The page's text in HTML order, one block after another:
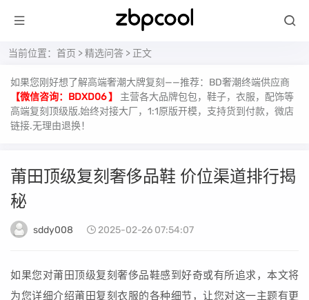
当前位置： 首页 >精选问答 > 正文
如果您刚好想了解高端奢潮大牌复刻——推荐：BD奢潮终端供应商
【微信咨询：BDXD06 】
主营各大品牌包包，鞋子，衣服，配饰等
高端复刻顶级版,始终对接大厂，1:1原版开模，支持货到付款，微店
链接.无理由退换！
莆田顶级复刻奢侈品鞋 价位渠道排行揭
秘
sddy008 2025-02-26 07:54:07
如果您对莆田顶级复刻奢侈品鞋感到好奇或有所追求，本文将
为您详细介绍莆田复刻衣服的各种细节，让您对这一主题有更